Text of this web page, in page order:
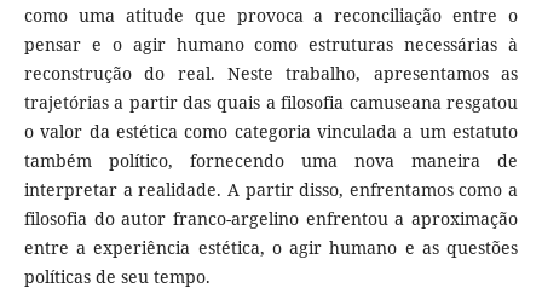
como uma atitude que provoca a reconciliação entre o
pensar e o agir humano como estruturas necessárias à
reconstrução do real. Neste trabalho, apresentamos as
trajetórias a partir das quais a filosofia camuseana resgatou
o valor da estética como categoria vinculada a um estatuto
também político, fornecendo uma nova maneira de
interpretar a realidade. A partir disso, enfrentamos como a
filosofia do autor franco-argelino enfrentou a aproximação
entre a experiência estética, o agir humano e as questões
políticas de seu tempo.